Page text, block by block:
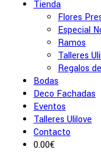
Tienda
Flores
Especial
Ramos
Talleres
Regalos
Bodas
Deco Fachadas
Eventos
Talleres Ulilove
Contacto
0.00€